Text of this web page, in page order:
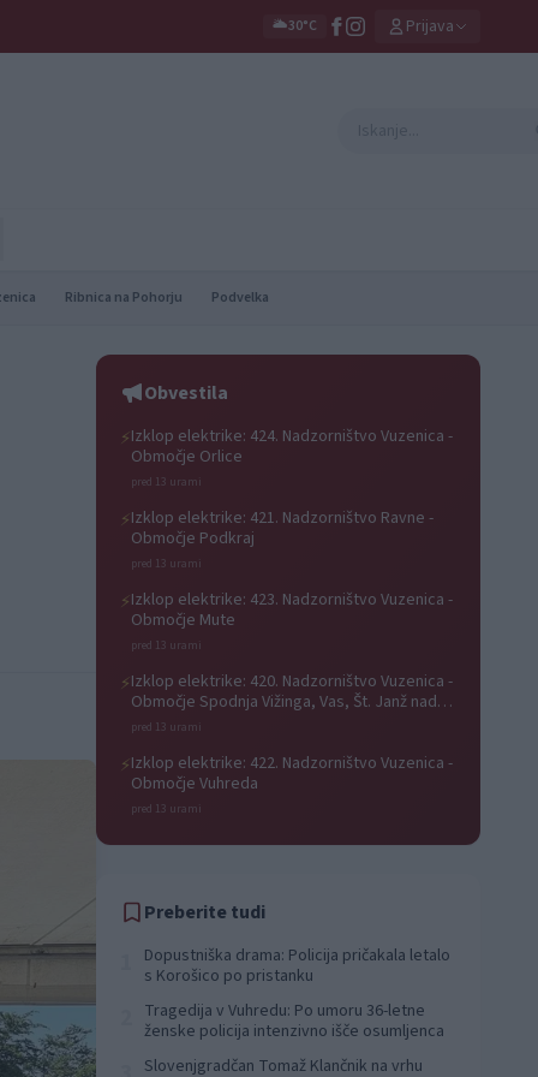
🌥️30°C Prijava
Ribnica na Pohorju Podvelka
Obvestila
⚡Izklop elektrike: 424. Nadzorništvo Vuzenica -
Območje Orlice
pred 13 urami
⚡Izklop elektrike: 421. Nadzorništvo Ravne -
Območje Podkraj
pred 13 urami
⚡Izklop elektrike: 423. Nadzorništvo Vuzenica -
Območje Mute
pred 13 urami
⚡Izklop elektrike: 420. Nadzorništvo Vuzenica -
Območje Spodnja Vižinga, Vas, Št. Janž nad
Radljami, Suhi Vrh, Dobrava
pred 13 urami
⚡Izklop elektrike: 422. Nadzorništvo Vuzenica -
Območje Vuhreda
pred 13 urami
Preberite tudi
Dopustniška drama: Policija pričakala letalo
s Korošico po pristanku
Tragedija v Vuhredu: Po umoru 36-letne
ženske policija intenzivno išče osumljenca
Slovenjgradčan Tomaž Klančnik na vrhu